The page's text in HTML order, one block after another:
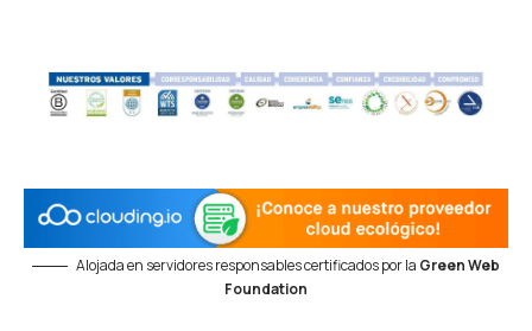
Alojada en servidores responsables certificados por la Green Web
Foundation